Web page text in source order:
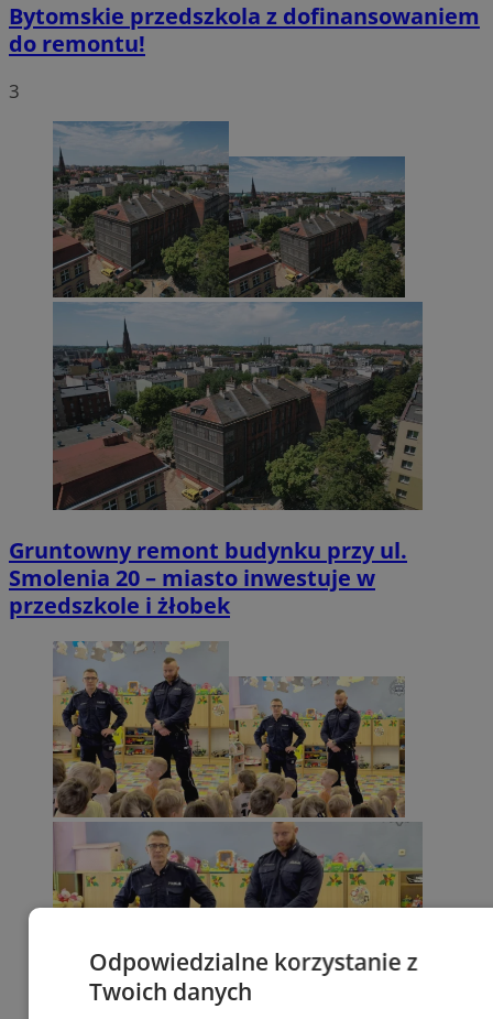
Bytomskie przedszkola z dofinansowaniem
do remontu!
3
Gruntowny remont budynku przy ul.
Smolenia 20 – miasto inwestuje w
przedszkole i żłobek
Odpowiedzialne korzystanie z
Twoich danych